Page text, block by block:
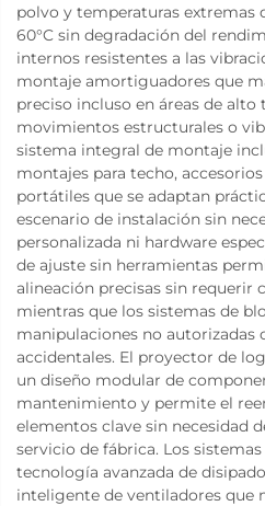
polvo y temperaturas extremas
60°C sin degradación del
internos resistentes a las
montaje amortiguadores que
preciso incluso en áreas de alto
movimientos estructurales o
sistema integral de montaje
montajes para techo,
portátiles que se adaptan
escenario de instalación sin
personalizada ni hardware
de ajuste sin herramientas
alineación precisas sin requerir
mientras que los sistemas de
manipulaciones no autorizadas
accidentales. El proyector de
un diseño modular de
mantenimiento y permite el
elementos clave sin necesidad
servicio de fábrica. Los
tecnología avanzada de
inteligente de ventiladores que